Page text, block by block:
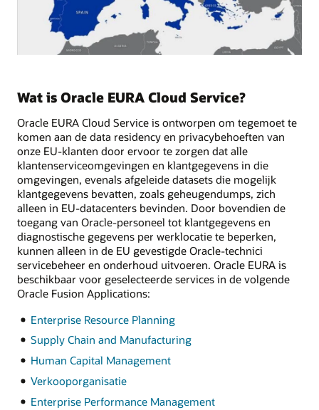
Wat is Oracle EURA Cloud Service?
Oracle EURA Cloud Service is ontworpen om tegemoet te
komen aan de data residency en privacybehoeften van
onze EU-klanten door ervoor te zorgen dat alle
klantenserviceomgevingen en klantgegevens in die
omgevingen, evenals afgeleide datasets die mogelijk
klantgegevens bevatten, zoals geheugendumps, zich
alleen in EU-datacenters bevinden. Door bovendien de
toegang van Oracle-personeel tot klantgegevens en
diagnostische gegevens per werklocatie te beperken,
kunnen alleen in de EU gevestigde Oracle-technici
servicebeheer en onderhoud uitvoeren. Oracle EURA is
beschikbaar voor geselecteerde services in de volgende
Oracle Fusion Applications:
Enterprise Resource Planning
Supply Chain and Manufacturing
Human Capital Management
Verkooporganisatie
Enterprise Performance Management